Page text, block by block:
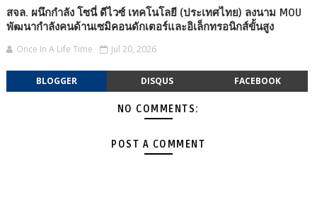
สจล. ผนึกกำลัง โซนี่ ดีไวซ์ เทคโนโลยี (ประเทศไทย) ลงนาม MOU
พัฒนากำลังคนด้านเซมิคอนดักเตอร์และอิเล็กทรอนิกส์ขั้นสูง
Once In A Life Time Jul 20, 2026
BLOGGER DISQUS FACEBOOK
NO COMMENTS:
POST A COMMENT